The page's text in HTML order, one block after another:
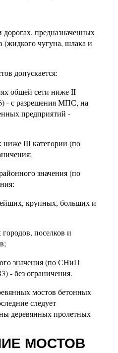
предназначенных
(жидкого чугуна, шлака и
допускается:
общей сети нижеII
- с разрешения МПС, на
предприятий -
нижеIIIкатегории (по
значения (по
крупных, больших и
поселков и
значения (по СНиП
- без ограничения.
мостов бетонных
следует
деревянных пролетных
МОСТОВ